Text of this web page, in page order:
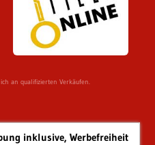
an qualifizierten Verkäufen.
inklusive, Werbefreiheit